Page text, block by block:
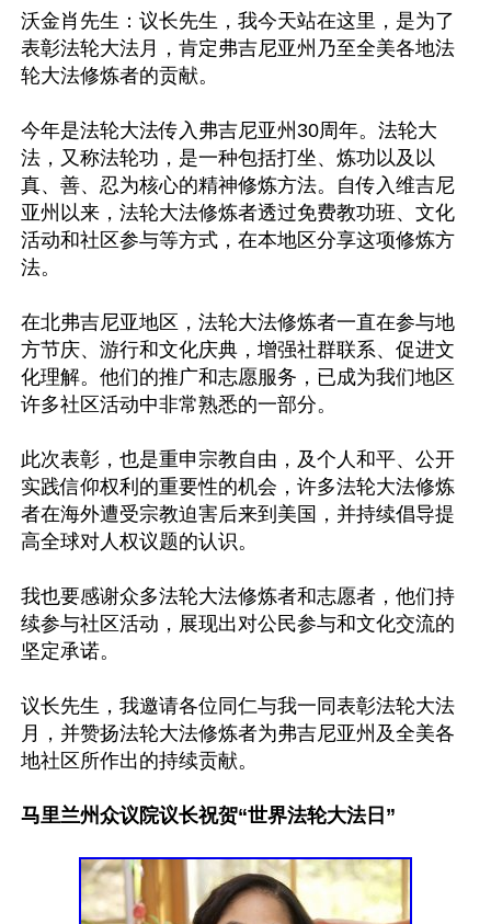
沃金肖先生：议长先生，我今天站在这里，是为了
表彰法轮大法月，肯定弗吉尼亚州乃至全美各地法
轮大法修炼者的贡献。
今年是法轮大法传入弗吉尼亚州30周年。法轮大
法，又称法轮功，是一种包括打坐、炼功以及以
真、善、忍为核心的精神修炼方法。自传入维吉尼
亚州以来，法轮大法修炼者透过免费教功班、文化
活动和社区参与等方式，在本地区分享这项修炼方
法。
在北弗吉尼亚地区，法轮大法修炼者一直在参与地
方节庆、游行和文化庆典，增强社群联系、促进文
化理解。他们的推广和志愿服务，已成为我们地区
许多社区活动中非常熟悉的一部分。
此次表彰，也是重申宗教自由，及个人和平、公开
实践信仰权利的重要性的机会，许多法轮大法修炼
者在海外遭受宗教迫害后来到美国，并持续倡导提
高全球对人权议题的认识。
我也要感谢众多法轮大法修炼者和志愿者，他们持
续参与社区活动，展现出对公民参与和文化交流的
坚定承诺。
议长先生，我邀请各位同仁与我一同表彰法轮大法
月，并赞扬法轮大法修炼者为弗吉尼亚州及全美各
地社区所作出的持续贡献。
马里兰州众议院议长祝贺“世界法轮大法日”